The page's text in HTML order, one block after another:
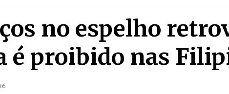
no espelho
é proibido nas